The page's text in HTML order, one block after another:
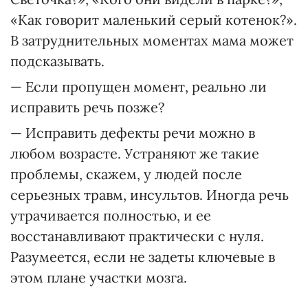
«Как говорит маленький серый котенок?».
В затруднительных моментах мама может
подсказывать.
— Если пропущен момент, реально ли
исправить речь позже?
— Исправить дефекты речи можно в
любом возрасте. Устраняют же такие
проблемы, скажем, у людей после
серьезных травм, инсультов. Иногда речь
утрачивается полностью, и ее
восстанавливают практически с нуля.
Разумеется, если не задеты ключевые в
этом плане участки мозга.